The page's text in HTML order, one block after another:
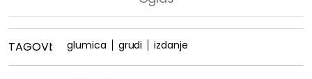
TAGOVI: glumica grudi izdanje